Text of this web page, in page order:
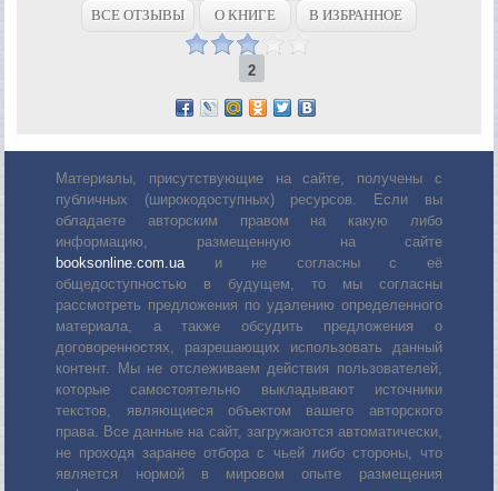
ВСЕ ОТЗЫВЫ О КНИГЕ В ИЗБРАННОЕ
2
Материалы, присутствующие на сайте, получены с
публичных (широкодоступных) ресурсов. Если вы
обладаете авторским правом на какую либо
информацию, размещенную на сайте
booksonline.com.uaи не согласны с её
общедоступностью в будущем, то мы согласны
рассмотреть предложения по удалению определенного
материала, а также обсудить предложения о
договоренностях, разрешающих использовать данный
контент. Мы не отслеживаем действия пользователей,
которые самостоятельно выкладывают источники
текстов, являющиеся объектом вашего авторского
права. Все данные на сайт, загружаются автоматически,
не проходя заранее отбора с чьей либо стороны, что
является нормой в мировом опыте размещения